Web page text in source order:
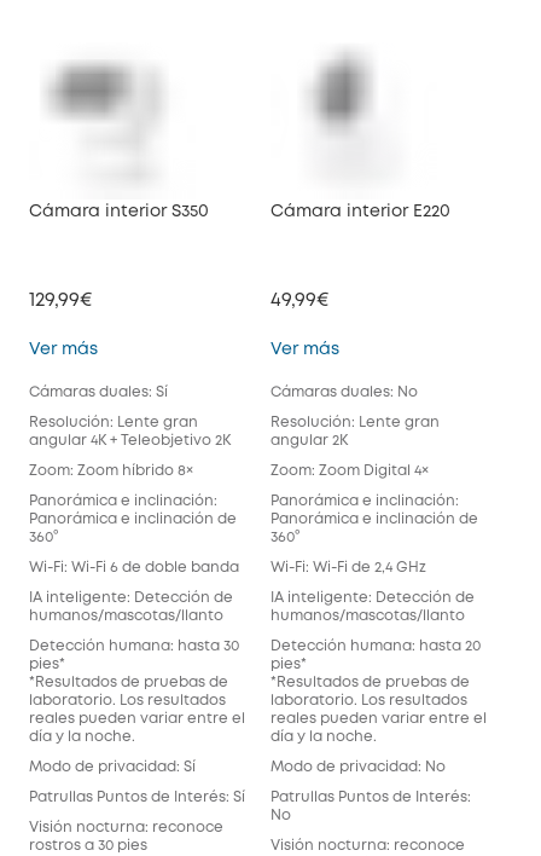
Cámara interior S350
129,99€
Ver másCámara interior S350
Cámaras duales: Sí
Resolución: Lente gran
angular 4K + Teleobjetivo 2K
Zoom: Zoom híbrido 8×
Panorámica e inclinación:
Panorámica e inclinación de
360°
Wi-Fi: Wi-Fi 6 de doble banda
IA inteligente: Detección de
humanos/mascotas/llanto
Detección humana: hasta 30
pies*
*Resultados de pruebas de
laboratorio. Los resultados
reales pueden variar entre el
día y la noche.
Modo de privacidad: Sí
Patrullas Puntos de Interés: Sí
Visión nocturna: reconoce
rostros a 30 pies
Cámara interior E220
49,99€
Ver másCámara interior E220
Cámaras duales: No
Resolución: Lente gran
angular 2K
Zoom: Zoom Digital 4×
Panorámica e inclinación:
Panorámica e inclinación de
360°
Wi-Fi: Wi-Fi de 2,4 GHz
IA inteligente: Detección de
humanos/mascotas/llanto
Detección humana: hasta 20
pies*
*Resultados de pruebas de
laboratorio. Los resultados
reales pueden variar entre el
día y la noche.
Modo de privacidad: No
Patrullas Puntos de Interés:
No
Visión nocturna: reconoce